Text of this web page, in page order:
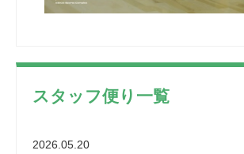
スタッフ便り一覧
2026.05.20